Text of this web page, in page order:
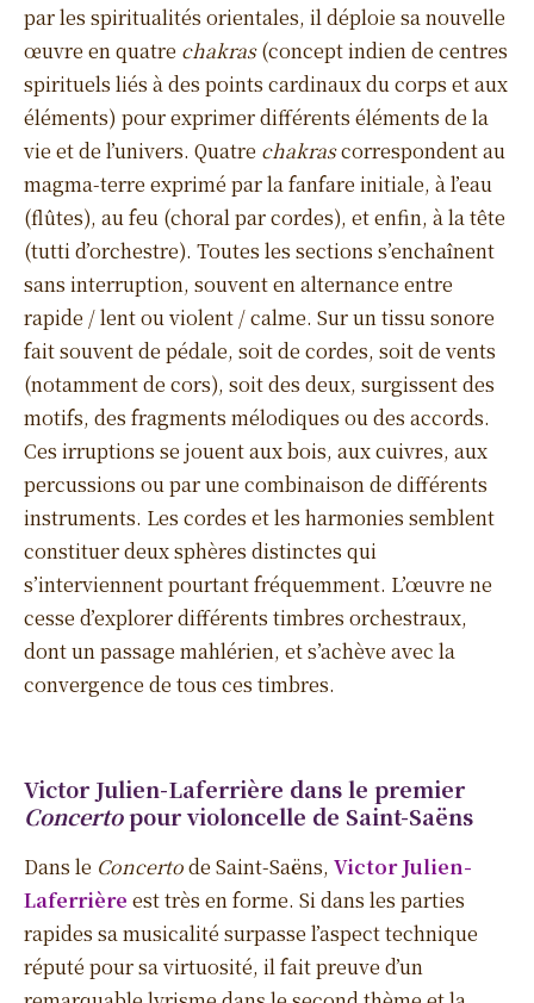
par les spiritualités orientales, il déploie sa nouvelle
œuvre en quatre chakras(concept indien de centres
spirituels liés à des points cardinaux du corps et aux
éléments) pour exprimer différents éléments de la
vie et de l’univers. Quatre chakrascorrespondent au
magma-terre exprimé par la fanfare initiale, à l’eau
(flûtes), au feu (choral par cordes), et enfin, à la tête
(tutti d’orchestre). Toutes les sections s’enchaînent
sans interruption, souvent en alternance entre
rapide / lent ou violent / calme. Sur un tissu sonore
fait souvent de pédale, soit de cordes, soit de vents
(notamment de cors), soit des deux, surgissent des
motifs, des fragments mélodiques ou des accords.
Ces irruptions se jouent aux bois, aux cuivres, aux
percussions ou par une combinaison de différents
instruments. Les cordes et les harmonies semblent
constituer deux sphères distinctes qui
s’interviennent pourtant fréquemment. L’œuvre ne
cesse d’explorer différents timbres orchestraux,
dont un passage mahlérien, et s’achève avec la
convergence de tous ces timbres.
Victor Julien-Laferrière dans le premier
Concertopour violoncelle de Saint-Saëns
Dans le Concertode Saint-Saëns, Victor Julien-
Laferrière est très en forme. Si dans les parties
rapides sa musicalité surpasse l’aspect technique
réputé pour sa virtuosité, il fait preuve d’un